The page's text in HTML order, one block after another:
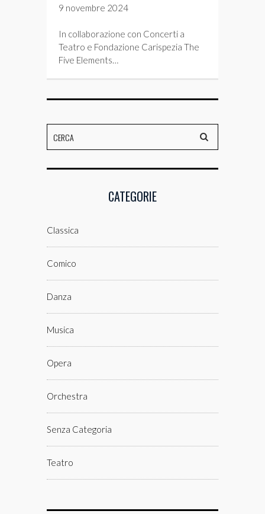
9 novembre 2024
In collaborazione con Concerti a
Teatro e Fondazione Carispezia The
Five Elements…
CATEGORIE
Classica
Comico
Danza
Musica
Opera
Orchestra
Senza Categoria
Teatro